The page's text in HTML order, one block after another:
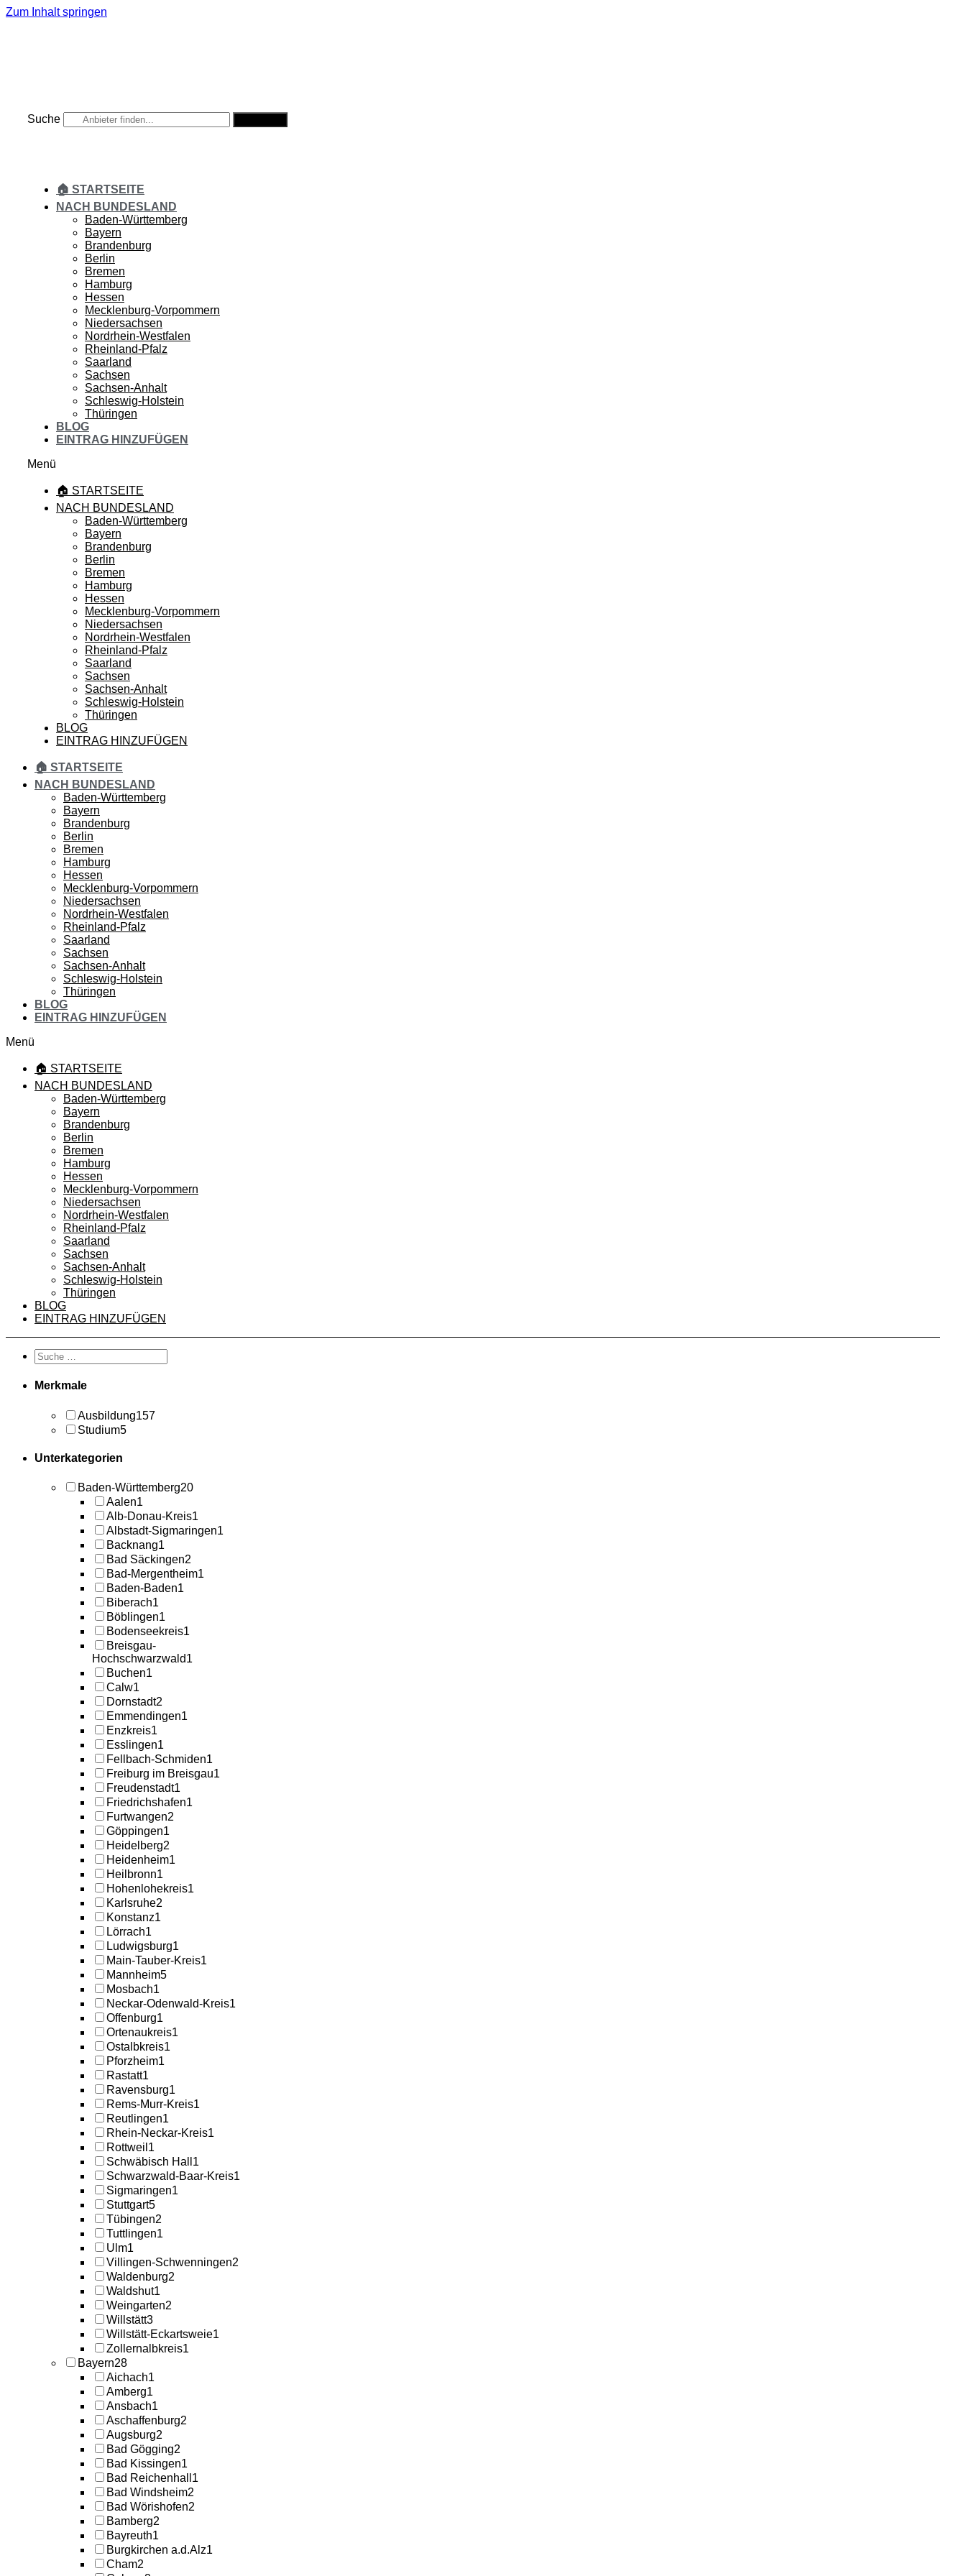
Zum Inhalt springen
Suche
🏠 STARTSEITE
NACH BUNDESLAND
Baden-Württemberg
Bayern
Brandenburg
Berlin
Bremen
Hamburg
Hessen
Mecklenburg-Vorpommern
Niedersachsen
Nordrhein-Westfalen
Rheinland-Pfalz
Saarland
Sachsen
Sachsen-Anhalt
Schleswig-Holstein
Thüringen
BLOG
EINTRAG HINZUFÜGEN
Menü
🏠 STARTSEITE
NACH BUNDESLAND
Baden-Württemberg
Bayern
Brandenburg
Berlin
Bremen
Hamburg
Hessen
Mecklenburg-Vorpommern
Niedersachsen
Nordrhein-Westfalen
Rheinland-Pfalz
Saarland
Sachsen
Sachsen-Anhalt
Schleswig-Holstein
Thüringen
BLOG
EINTRAG HINZUFÜGEN
🏠 STARTSEITE
NACH BUNDESLAND
Baden-Württemberg
Bayern
Brandenburg
Berlin
Bremen
Hamburg
Hessen
Mecklenburg-Vorpommern
Niedersachsen
Nordrhein-Westfalen
Rheinland-Pfalz
Saarland
Sachsen
Sachsen-Anhalt
Schleswig-Holstein
Thüringen
BLOG
EINTRAG HINZUFÜGEN
Menü
🏠 STARTSEITE
NACH BUNDESLAND
Baden-Württemberg
Bayern
Brandenburg
Berlin
Bremen
Hamburg
Hessen
Mecklenburg-Vorpommern
Niedersachsen
Nordrhein-Westfalen
Rheinland-Pfalz
Saarland
Sachsen
Sachsen-Anhalt
Schleswig-Holstein
Thüringen
BLOG
EINTRAG HINZUFÜGEN
Merkmale
Ausbildung157
Studium5
Unterkategorien
Baden-Württemberg20
Aalen1
Alb-Donau-Kreis1
Albstadt-Sigmaringen1
Backnang1
Bad Säckingen2
Bad-Mergentheim1
Baden-Baden1
Biberach1
Böblingen1
Bodenseekreis1
Breisgau-
Hochschwarzwald1
Buchen1
Calw1
Dornstadt2
Emmendingen1
Enzkreis1
Esslingen1
Fellbach-Schmiden1
Freiburg im Breisgau1
Freudenstadt1
Friedrichshafen1
Furtwangen2
Göppingen1
Heidelberg2
Heidenheim1
Heilbronn1
Hohenlohekreis1
Karlsruhe2
Konstanz1
Lörrach1
Ludwigsburg1
Main-Tauber-Kreis1
Mannheim5
Mosbach1
Neckar-Odenwald-Kreis1
Offenburg1
Ortenaukreis1
Ostalbkreis1
Pforzheim1
Rastatt1
Ravensburg1
Rems-Murr-Kreis1
Reutlingen1
Rhein-Neckar-Kreis1
Rottweil 1
Schwäbisch Hall 1
Schwarzwald-Baar-Kreis1
Sigmaringen1
Stuttgart5
Tübingen2
Tuttlingen1
Ulm1
Villingen-Schwenningen2
Waldenburg2
Waldshut1
Weingarten2
Willstätt3
Willstätt-Eckartsweie1
Zollernalbkreis1
Bayern28
Aichach1
Amberg1
Ansbach1
Aschaffenburg2
Augsburg2
Bad Gögging2
Bad Kissingen1
Bad Reichenhall 1
Bad Windsheim2
Bad Wörishofen2
Bamberg2
Bayreuth1
Burgkirchen a.d.Alz1
Cham2